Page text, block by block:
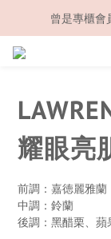
曾是專櫃會
耀眼亮
前調：嘉徳麗雅蘭
中調：鈴蘭
後調：黑醋栗、蘋